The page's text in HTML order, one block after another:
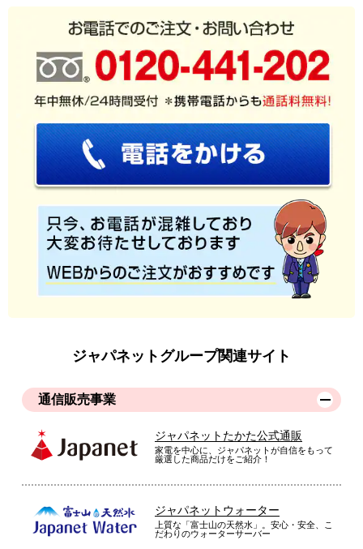
とても満足！
数日しか使ってないですが、とても満足してます。
（石川県30代Y.T様
父にプレゼントし喜んでいます！
父が欲しがったのでプレゼントに購入しました。寝心地が良
く、肩が痛くないと言っています。購入して良かったです。
（東京都50代E.S様
頭が適度な高さでフィットする！
単身赴任先で快適に使っていましたが、テレワ－クで自宅にい
るようになり、自宅用にも欲しくなったので購入しました。頭
が適度な高さでフィットします。
（静岡県50代U.Y様
「お客様の声」は実際にご購入されたお客様からのご意見を掲載しておりま
商品により、同一シリーズをご購入された方の声を含みます。
ジャパネットグループ関連サイト
通信販売事業
ジャパネットたかた公式通販
家電を中心に、ジャパネットが自信をもって
厳選した商品だけをご紹介！
ジャパネットウォーター
上質な「富士山の天然水」。安心・安全、こ
だわりのウォーターサーバー